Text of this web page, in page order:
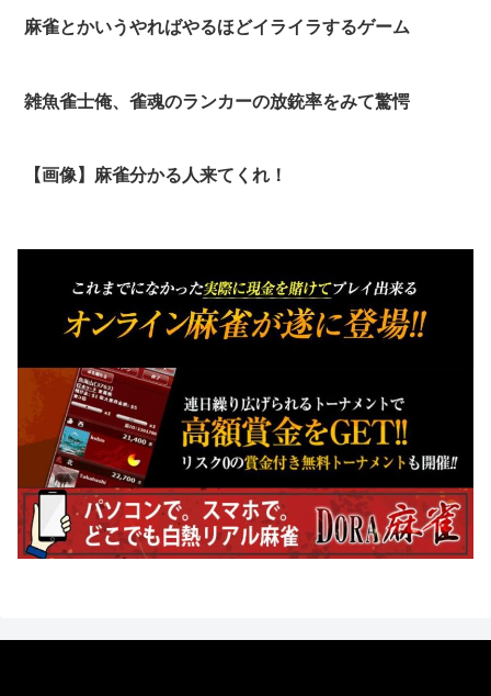
麻雀とかいうやればやるほどイライラするゲーム
雑魚雀士俺、雀魂のランカーの放銃率をみて驚愕
【画像】麻雀分かる人来てくれ！